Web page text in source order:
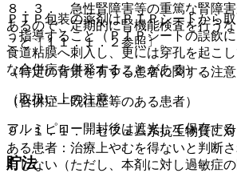
ＰＴＰ包装の薬剤はＰＴＰシートから
う指導すること（ＰＴＰシートの誤飲
食道粘膜へ刺入し、更には穿孔を起こ
な合併症を併発することがある）。
（取扱い上の注意）
アルミピロー開封後は遮光して保存す
貯法
８．３． 急性腎障害等の重篤な腎障
あるので、定期的に腎機能検査を行う
こと〔１１．１．２参照〕。
（特定の背景を有する患者に関する注意
（合併症・既往歴等のある患者）
９．１．１． セフェム系抗生物質に
ある患者：治療上やむを得ないと判断
与しない（ただし、本剤に対し過敏症